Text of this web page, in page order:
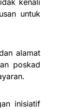
kenali
untuk
alamat
poskad
inisiatif